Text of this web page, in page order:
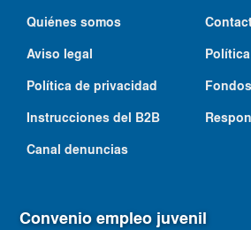
Quiénes somos
Aviso legal
Política de privacidad
Instrucciones del B2B
Canal denuncias
Convenio empleo juvenil